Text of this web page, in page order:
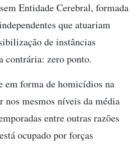
Entidade Cerebral, formada
que atuariam
de instâncias
contrária: zero ponto.
forma de homicídios na
mesmos níveis da média
entre outras razões
ocupado por forças